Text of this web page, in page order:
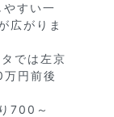
すい一
広がりま
では左京
円前後
700～